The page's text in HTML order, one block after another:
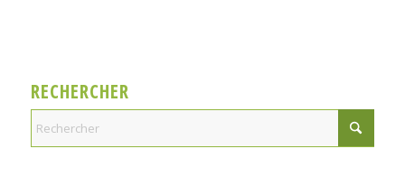
RECHERCHER